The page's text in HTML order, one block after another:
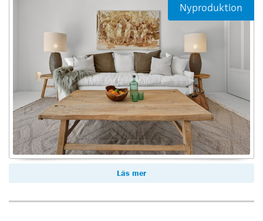
Läs mer
Nyproduktion